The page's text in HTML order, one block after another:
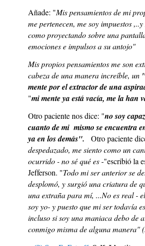
Añade: "Mis pensamientos de mi
me pertenecen, me soy impuestos
como proyectando sobre una
emociones e impulsos a su antojo"
Mis propios pensamientos me son
cabeza de una manera increíble, un
mente por el extractor de una
"mi mente ya está vacía, me la han
Otro paciente nos dice: "no soy
cuanto de mi mismo se encuentra
ya en los demás". Otro paciente
despedazado, me siento como un
ocurrido - no sé qué es-"escribió la
Jefferson. "Todo mi ser anterior se
desplomó, y surgió una criatura de
una extraña para mí, ...No es real -
soy yo- y puesto que mi ser todavía
incluso si soy una maniaca debo de
conmigo misma de alguna manera"